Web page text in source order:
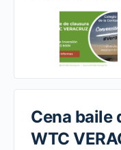
Cena baile
WTC